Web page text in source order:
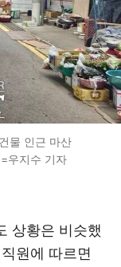
물 인근 마산
우지수 기자
상황은 비슷했
원에 따르면